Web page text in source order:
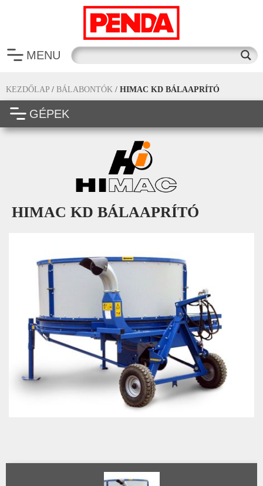
MENU
KEZDŐLAP / BÁLABONTÓK / HIMAC KD BÁLAAPRÍTÓ
GÉPEK
HIMAC KD BÁLAAPRÍTÓ